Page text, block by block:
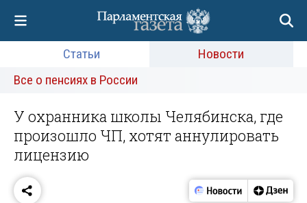
Статьи
Новости
Все о пенсиях в России
У охранника школы Челябинска, где
произошло ЧП, хотят аннулировать
лицензию